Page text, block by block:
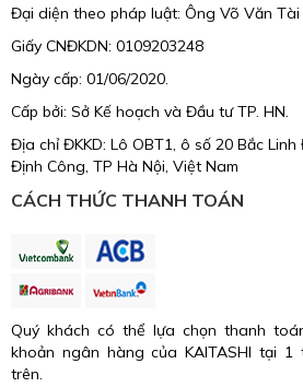
Đại diện theo pháp luật: Ông Võ Văn Tài
Giấy CNĐKDN: 0109203248
Ngày cấp: 01/06/2020.
Cấp bởi: Sở Kế hoạch và Đầu tư TP. HN.
Địa chỉ ĐKKD: Lô OBT1, ô số 20 Bắc
Định Công, TP Hà Nội, Việt Nam
CÁCH THỨC THANH TOÁN
Quý khách có thể lựa chọn thanh
khoản ngân hàng của KAITASHI tại
trên.